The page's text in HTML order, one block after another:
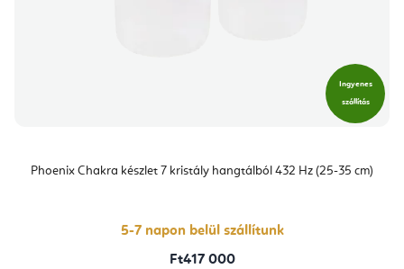
Ingyenes
szállítás
Phoenix Chakra készlet 7 kristály hangtálból 432 Hz (25-35 cm)
5-7 napon belül szállítunk
Ft417 000